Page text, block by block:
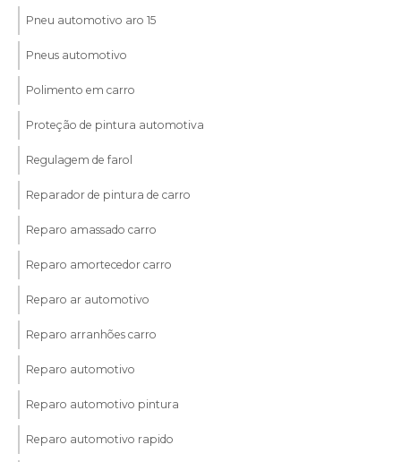
Pneu automotivo aro 15
Pneus automotivo
Polimento em carro
Proteção de pintura automotiva
Regulagem de farol
Reparador de pintura de carro
Reparo amassado carro
Reparo amortecedor carro
Reparo ar automotivo
Reparo arranhões carro
Reparo automotivo
Reparo automotivo pintura
Reparo automotivo rapido